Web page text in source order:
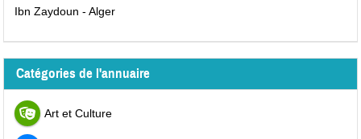
Ibn Zaydoun - Alger
Catégories de l'annuaire
Art et Culture